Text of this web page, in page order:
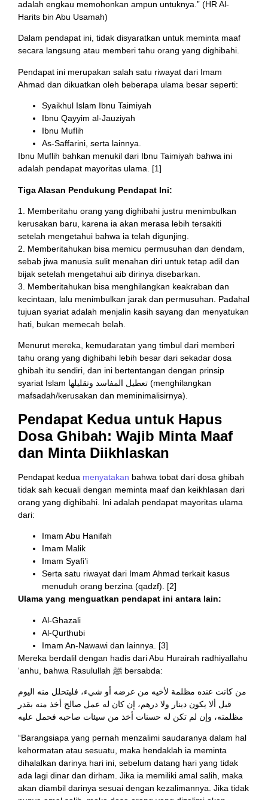
adalah engkau memohonkan ampun untuknya.” (HR Al-
Harits bin Abu Usamah)
Dalam pendapat ini, tidak disyaratkan untuk meminta maaf
secara langsung atau memberi tahu orang yang dighibahi.
Pendapat ini merupakan salah satu riwayat dari Imam
Ahmad dan dikuatkan oleh beberapa ulama besar seperti:
Syaikhul Islam Ibnu Taimiyah
Ibnu Qayyim al-Jauziyah
Ibnu Muflih
As-Saffarini, serta lainnya.
Ibnu Muflih bahkan menukil dari Ibnu Taimiyah bahwa ini
adalah pendapat mayoritas ulama. [1]
Tiga Alasan Pendukung Pendapat Ini:
1. Memberitahu orang yang dighibahi justru menimbulkan
kerusakan baru, karena ia akan merasa lebih tersakiti
setelah mengetahui bahwa ia telah digunjing.
2. Memberitahukan bisa memicu permusuhan dan dendam,
sebab jiwa manusia sulit menahan diri untuk tetap adil dan
bijak setelah mengetahui aib dirinya disebarkan.
3. Memberitahukan bisa menghilangkan keakraban dan
kecintaan, lalu menimbulkan jarak dan permusuhan. Padahal
tujuan syariat adalah menjalin kasih sayang dan menyatukan
hati, bukan memecah belah.
Menurut mereka, kemudaratan yang timbul dari memberi
tahu orang yang dighibahi lebih besar dari sekadar dosa
ghibah itu sendiri, dan ini bertentangan dengan prinsip
syariat Islam تعطيل المفاسد وتقليلها (menghilangkan
mafsadah/kerusakan dan meminimalisirnya).
Pendapat Kedua untuk Hapus
Dosa Ghibah: Wajib Minta Maaf
dan Minta Diikhlaskan
Pendapat kedua menyatakan bahwa tobat dari dosa ghibah
tidak sah kecuali dengan meminta maaf dan keikhlasan dari
orang yang dighibahi. Ini adalah pendapat mayoritas ulama
dari:
Imam Abu Hanifah
Imam Malik
Imam Syafi’i
Serta satu riwayat dari Imam Ahmad terkait kasus
menuduh orang berzina (qadzf). [2]
Ulama yang menguatkan pendapat ini antara lain:
Al-Ghazali
Al-Qurthubi
Imam An-Nawawi dan lainnya. [3]
Mereka berdalil dengan hadis dari Abu Hurairah radhiyallahu
‘anhu, bahwa Rasulullah ﷺ bersabda:
من كانت عنده مظلمة لأخيه من عرضه أو شيء، فليتحلل منه اليوم
قبل ألا يكون دينار ولا درهم، إن كان له عمل صالح أخذ منه بقدر
مظلمته، وإن لم تكن له حسنات أخذ من سيئات صاحبه فحمل عليه
“Barangsiapa yang pernah menzalimi saudaranya dalam hal
kehormatan atau sesuatu, maka hendaklah ia meminta
dihalalkan darinya hari ini, sebelum datang hari yang tidak
ada lagi dinar dan dirham. Jika ia memiliki amal salih, maka
akan diambil darinya sesuai dengan kezalimannya. Jika tidak